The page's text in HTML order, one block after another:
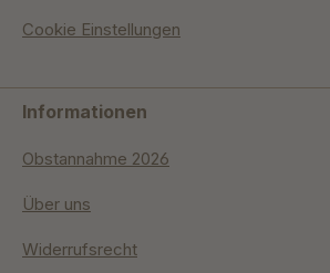
Cookie Einstellungen
Informationen
Obstannahme 2026
Über uns
Widerrufsrecht